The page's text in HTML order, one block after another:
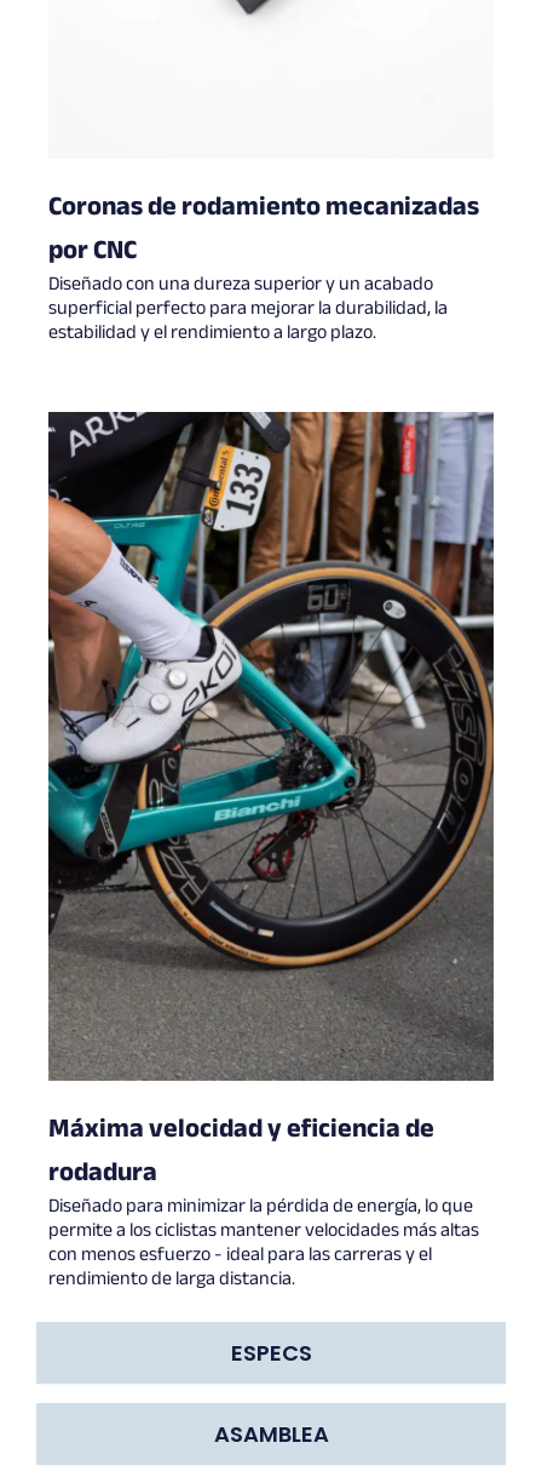
ESPECS
ASAMBLEA
Coronas de rodamiento mecanizadas
por CNC
Diseñado con una dureza superior y un acabado
superficial perfecto para mejorar la durabilidad, la
estabilidad y el rendimiento a largo plazo.
Máxima velocidad y eficiencia de
rodadura
Diseñado para minimizar la pérdida de energía, lo que
permite a los ciclistas mantener velocidades más altas
con menos esfuerzo - ideal para las carreras y el
rendimiento de larga distancia.